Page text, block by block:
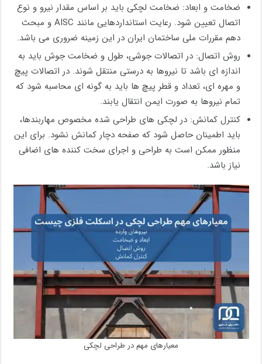
ضخامت و ابعاد: ضخامت لچکی باید بر اساس مقدار نیرو و نوع
اتصال تعیین شود. رعایت استانداردهایی مانند AISC و مبحث
دهم مقررات ملی ساختمان ایران در این زمینه ضروری می باشد.
روش اتصال: در اتصالات جوشی، طول و ضخامت جوش باید به
اندازه ای باشد تا نیروها به درستی منتقل شوند. در اتصالات پیچ
‌و مهره‌ ای، تعداد و قطر پیچ‌ ها باید به گونه ‌ای محاسبه شود که
تمام نیروها به صورت ایمن انتقال یابند.
کنترل کمانش: در لچکی‌ های طراحی شده مخصوص مهاربندها،
باید اطمینان حاصل شود که صفحه دچار کمانش نشود. برای این
منظور ممکن است به طراحی و اجرای سخت‌ کننده‌ های اضافی
نیاز باشد.
معیارهای مهم در طراحی لچکی